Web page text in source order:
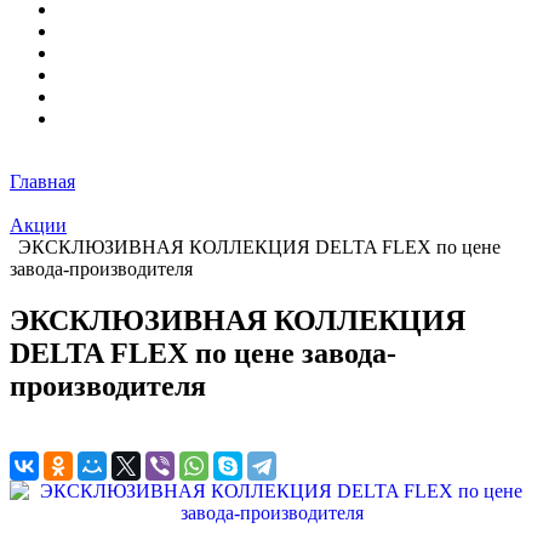
Главная
Акции
ЭКСКЛЮЗИВНАЯ КОЛЛЕКЦИЯ DELTA FLEX по цене
завода-производителя
ЭКСКЛЮЗИВНАЯ КОЛЛЕКЦИЯ
DELTA FLEX по цене завода-
производителя